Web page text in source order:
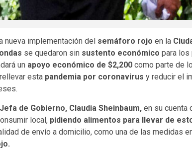
implementación del semáforo rojo en la
se quedaron sin sustento económico para los
un apoyo económico de $2,200 como parte de
esta pandemia por coronavirus y reducir el
Jefa de Gobierno, Claudia Sheinbaum, en su cuenta
local, pidiendo alimentos para llevar de
de envío a domicilio, como una de las medidas